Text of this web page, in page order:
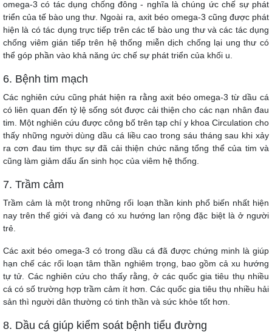
omega-3 có tác dụng chống đông - nghĩa là chúng ức chế sự phát
triển của tế bào ung thư. Ngoài ra, axit béo omega-3 cũng được phát
hiện là có tác dụng trực tiếp trên các tế bào ung thư và các tác dụng
chống viêm gián tiếp trên hệ thống miễn dịch chống lại ung thư có
thể góp phần vào khả năng ức chế sự phát triển của khối u.
6. Bệnh tim mạch
Các nghiên cứu cũng phát hiện ra rằng axit béo omega-3 từ dầu cá
có liên quan đến tỷ lệ sống sót được cải thiện cho các nạn nhân đau
tim. Một nghiên cứu được công bố trên tạp chí y khoa Circulation cho
thấy những người dùng dầu cá liều cao trong sáu tháng sau khi xảy
ra cơn đau tim thực sự đã cải thiện chức năng tổng thể của tim và
cũng làm giảm dấu ấn sinh học của viêm hệ thống.
7. Trầm cảm
Trầm cảm là một trong những rối loạn thần kinh phổ biến nhất hiện
nay trên thế giới và đang có xu hướng lan rộng đặc biệt là ở người
trẻ.
Các axit béo omega-3 có trong dầu cá đã được chứng minh là giúp
hạn chế các rối loạn tâm thần nghiêm trọng, bao gồm cả xu hướng
tự tử. Các nghiên cứu cho thấy rằng, ở các quốc gia tiêu thụ nhiều
cá có số trường hợp trầm cảm ít hơn. Các quốc gia tiêu thụ nhiều hải
sản thì người dân thường có tinh thần và sức khỏe tốt hơn.
8. Dầu cá giúp kiểm soát bệnh tiểu đường